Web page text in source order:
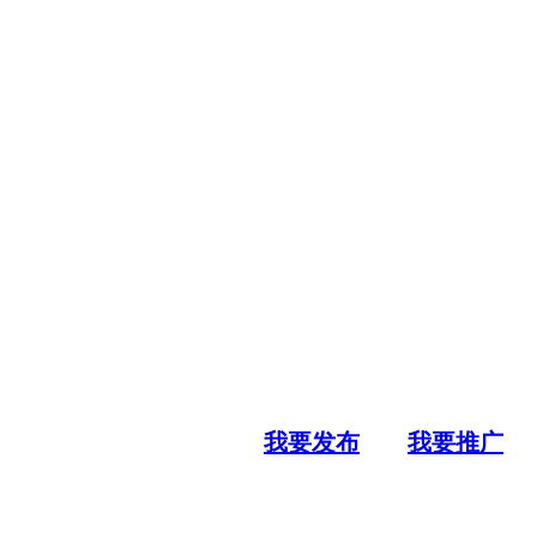
我要发布 我要推广